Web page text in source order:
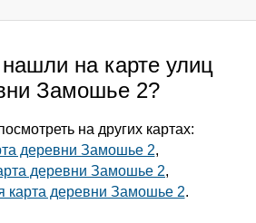
на карте улиц
Замошье 2?
на других картах:
деревни Замошье 2,
деревни Замошье 2,
карта деревни Замошье 2.